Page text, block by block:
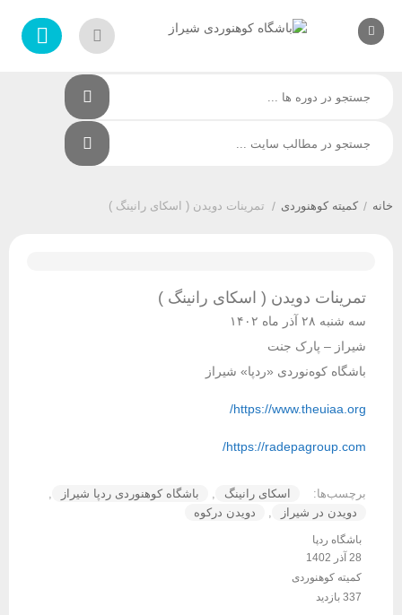
/کمیته کوهنوردی/ تمرینات دویدن ( اسکای رانینگ )
تمرینات دویدن ( اسکای رانینگ )
سه شنبه ۲۸ آذر ماه ۱۴۰۲
شیراز – پارک جنت
باشگاه کوه‌نوردی «ردپا» شیراز
https://www.theuiaa.org/
https://radepagroup.com/
برچسب‌ها: اسکای رانینگ , باشگاه کوهنوردی ردپا شیراز
,
دویدن در شیراز
, دویدن درکوه
باشگاه ردپا
کمیته کوهنوردی